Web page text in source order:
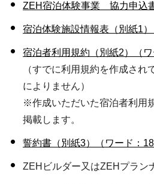
ZEH宿泊体験事業 協力申込
宿泊体験施設情報表（別紙1）
宿泊者利用規約（別紙2）（ワ
（すでに利用規約を作成され
によりません）
※作成いただいた宿泊者利用
掲載します。
誓約書（別紙3）（ワード：
ZEHビルダー又はZEHプラン